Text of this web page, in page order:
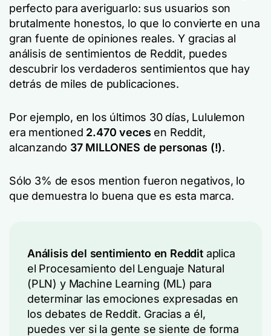
perfecto para averiguarlo: sus usuarios son
brutalmente honestos, lo que lo convierte en una
gran fuente de opiniones reales. Y gracias al
análisis de sentimientos de Reddit, puedes
descubrir los verdaderos sentimientos que hay
detrás de miles de publicaciones.
Por ejemplo, en los últimos 30 días, Lululemon
era mentioned 2.470 veces en Reddit,
alcanzando 37 MILLONES de personas (!).
Sólo 3% de esos mention fueron negativos, lo
que demuestra lo buena que es esta marca.
Análisis del sentimiento en Reddit aplica
el Procesamiento del Lenguaje Natural
(PLN) y Machine Learning (ML) para
determinar las emociones expresadas en
los debates de Reddit. Gracias a él,
puedes ver si la gente se siente de forma